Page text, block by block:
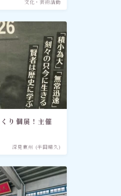
文化・芸術活動
り個展！主催
深見東州 (半田晴久)